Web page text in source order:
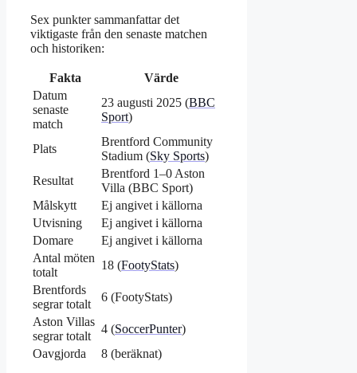
Sex punkter sammanfattar det
viktigaste från den senaste matchen
och historiken:
Fakta
Värde
Datum
senaste
match
23 augusti 2025 (BBC
Sport)
Plats
Brentford Community
Stadium (Sky Sports)
Resultat
Brentford 1–0 Aston
Villa (BBC Sport)
Målskytt
Ej angivet i källorna
Utvisning
Ej angivet i källorna
Domare
Ej angivet i källorna
Antal möten
totalt
18 (FootyStats)
Brentfords
segrar totalt
6 (FootyStats)
Aston Villas
segrar totalt
4 (SoccerPunter)
Oavgjorda
8 (beräknat)